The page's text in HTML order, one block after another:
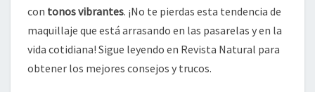
con tonos vibrantes. ¡No te pierdas esta tendencia de
maquillaje que está arrasando en las pasarelas y en la
vida cotidiana! Sigue leyendo en Revista Natural para
obtener los mejores consejos y trucos.